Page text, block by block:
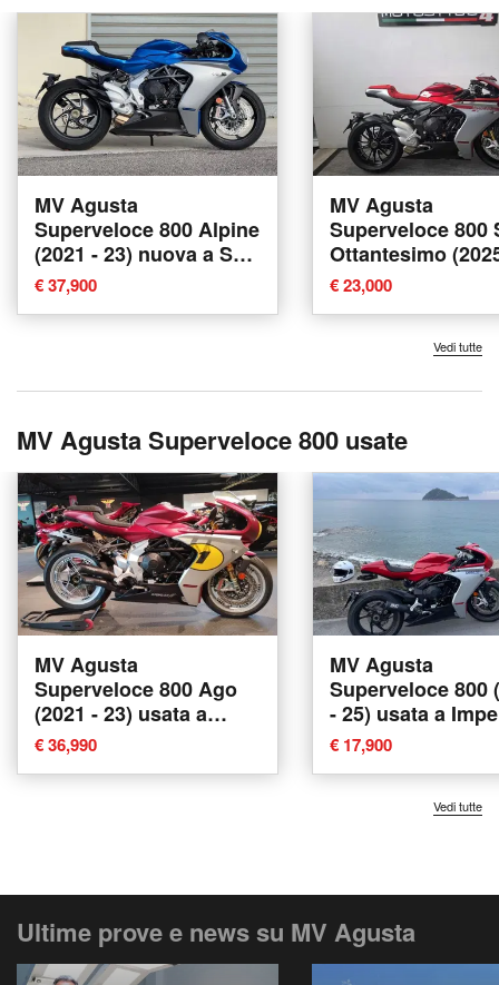
MV Agusta
Superveloce 800 Alpine
(2021 - 23) nuova a Sala
Consilina
€ 37,900
MV Agusta
Superveloce 800
Ottantesimo
nuova a Rosta
€ 23,000
Vedi tutte
MV Agusta Superveloce 800 usate
MV Agusta
Superveloce 800 Ago
(2021 - 23) usata a
Firenze
€ 36,990
MV Agusta
Superveloce 800
- 25) usata a
€ 17,900
Vedi tutte
Ultime prove e news su MV Agusta